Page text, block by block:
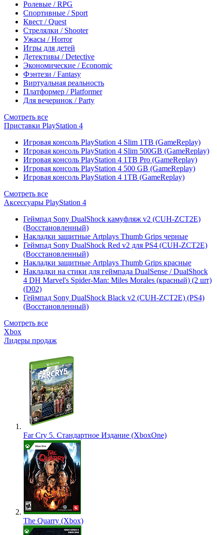
Ролевые / RPG
Спортивные / Sport
Квест / Quest
Стрелялки / Shooter
Ужасы / Horror
Игры для детей
Детективы / Detective
Экономические / Economic
Фэнтези / Fantasy
Виртуальная реальность
Платформер / Platformer
Для вечеринок / Party
Смотреть все
Приставки PlayStation 4
Игровая консоль PlayStation 4 Slim 1TB (GameReplay)
Игровая консоль PlayStation 4 Slim 500GB (GameReplay)
Игровая консоль PlayStation 4 1TB Pro (GameReplay)
Игровая консоль PlayStation 4 500 GB (GameReplay)
Игровая консоль PlayStation 4 1TB (GameReplay)
Смотреть все
Аксессуары PlayStation 4
Геймпад Sony DualShock камуфляж v2 (CUH-ZCT2E)
(Восстановленный)
Накладки защитные Artplays Thumb Grips черные
Геймпад Sony DualShock Red v2 для PS4 (CUH-ZCT2E)
(Восстановленный)
Накладки защитные Artplays Thumb Grips красные
Накладки на стики для геймпада DualSense / DualShock
4 DH Marvel's Spider-Man: Miles Morales (красный) (2 шт)
(D02)
Геймпад Sony DualShock Black v2 (CUH-ZCT2E) (PS4)
(Восстановленный)
Смотреть все
Xbox
Лидеры продаж
Far Cry 5. Стандартное Издание (XboxOne)
The Quarry (Xbox)